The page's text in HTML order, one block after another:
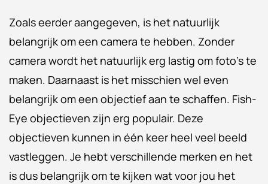
Zoals eerder aangegeven, is het natuurlijk
belangrijk om een camera te hebben. Zonder
camera wordt het natuurlijk erg lastig om foto's te
maken. Daarnaast is het misschien wel even
belangrijk om een objectief aan te schaffen. Fish-
Eye objectieven zijn erg populair. Deze
objectieven kunnen in één keer heel veel beeld
vastleggen. Je hebt verschillende merken en het
is dus belangrijk om te kijken wat voor jou het